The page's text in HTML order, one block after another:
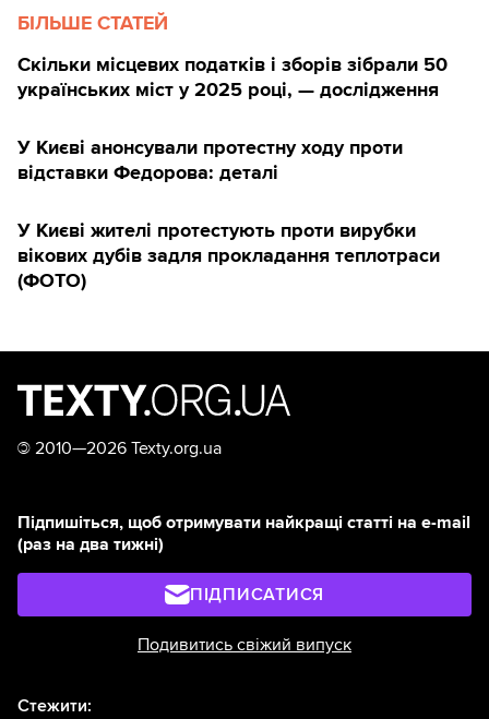
БІЛЬШЕ СТАТЕЙ
Скільки місцевих податків і зборів зібрали 50
українських міст у 2025 році, — дослідження
У Києві анонсували протестну ходу проти
відставки Федорова: деталі
У Києві жителі протестують проти вирубки
вікових дубів задля прокладання теплотраси
(ФОТО)
© 2010—2026 Texty.org.ua
Підпишіться, щоб отримувати найкращі статті на e-mail
(раз на два тижні)
ПІДПИСАТИСЯ
Подивитись свіжий випуск
Стежити: